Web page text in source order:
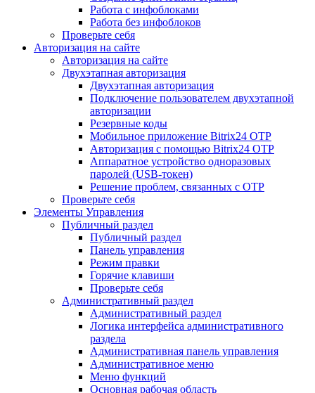
Работа с инфоблоками
Работа без инфоблоков
Проверьте себя
Авторизация на сайте
Авторизация на сайте
Двухэтапная авторизация
Двухэтапная авторизация
Подключение пользователем двухэтапной
авторизации
Резервные коды
Мобильное приложение Bitrix24 OTP
Авторизация с помощью Bitrix24 OTP
Аппаратное устройство одноразовых
паролей (USB-токен)
Решение проблем, связанных с OTP
Проверьте себя
Элементы Управления
Публичный раздел
Публичный раздел
Панель управления
Режим правки
Горячие клавиши
Проверьте себя
Административный раздел
Административный раздел
Логика интерфейса административного
раздела
Административная панель управления
Административное меню
Меню функций
Основная рабочая область